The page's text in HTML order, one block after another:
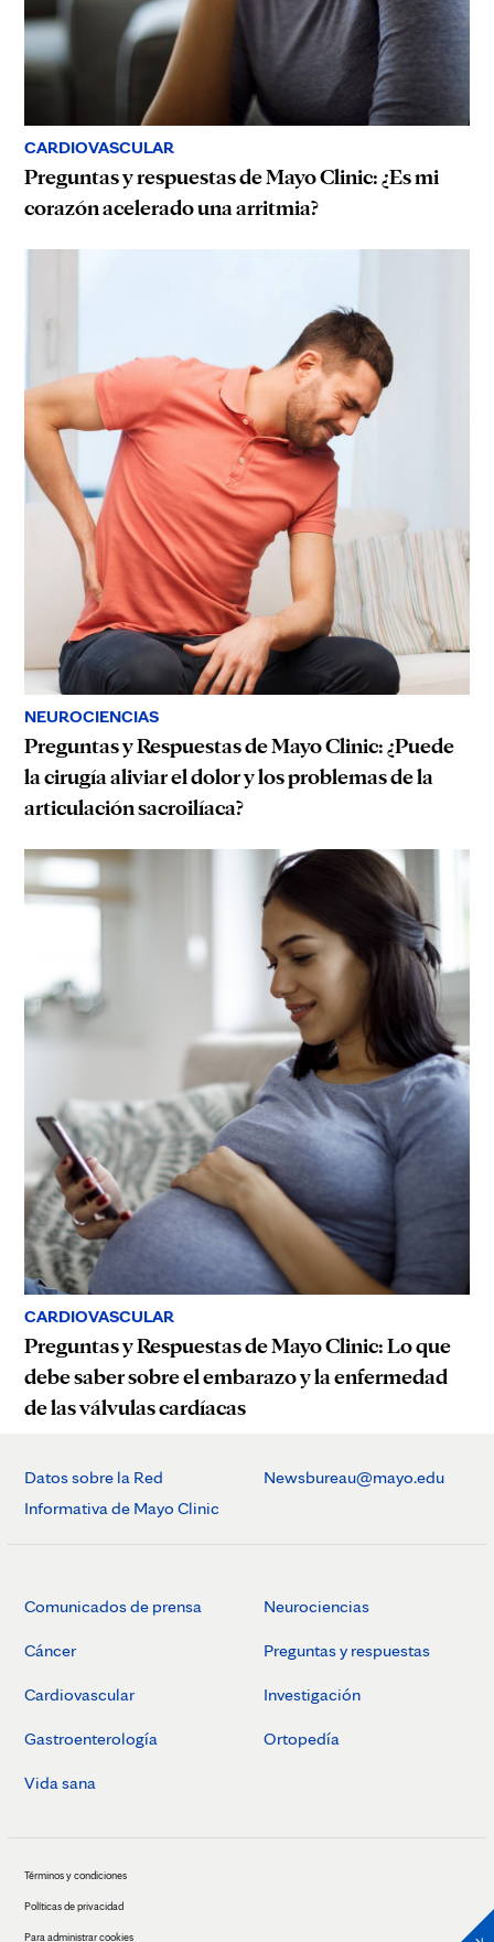
CARDIOVASCULAR
Preguntas y respuestas de Mayo Clinic: ¿Es mi
corazón acelerado una arritmia?
NEUROCIENCIAS
Preguntas y Respuestas de Mayo Clinic: ¿Puede
la cirugía aliviar el dolor y los problemas de la
articulación sacroilíaca?
CARDIOVASCULAR
Preguntas y Respuestas de Mayo Clinic: Lo que
debe saber sobre el embarazo y la enfermedad
de las válvulas cardíacas
Datos sobre la Red
Informativa de Mayo Clinic
Newsbureau@mayo.edu
Comunicados de prensa
Cáncer
Cardiovascular
Gastroenterología
Vida sana
Neurociencias
Preguntas y respuestas
Investigación
Ortopedía
Términos y condiciones
Políticas de privacidad
Para administrar cookies